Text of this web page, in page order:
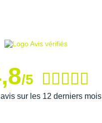
/5
sur les 12 derniers mois